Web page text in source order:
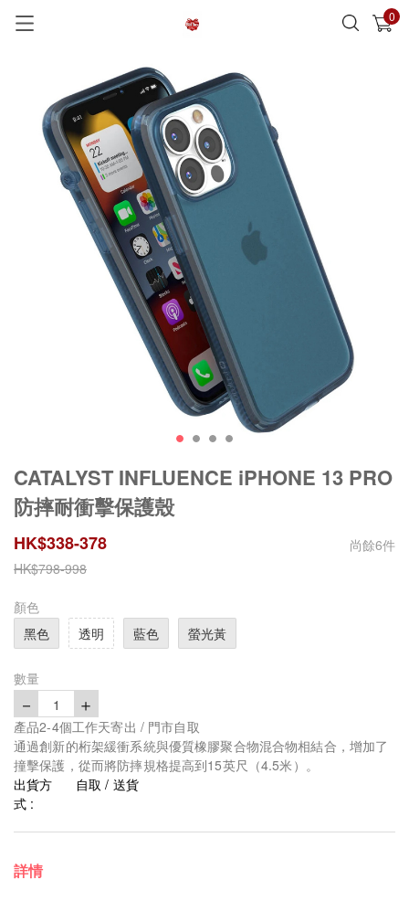
0
已加入購物車 查看
CATALYST INFLUENCE iPHONE 13 PRO
防摔耐衝擊保護殼
HK$338-378 尚餘6件
HK$798-998
顏色
黑色
透明 藍色 螢光黃
數量
－ 1 ＋
產品2-4個工作天寄出 / 門市自取
通過創新的桁架緩衝系統與優質橡膠聚合物混合物相結合，增加了
撞擊保護，從而將防摔規格提高到15英尺（4.5米）。
出貨方
式 :
自取 / 送貨
詳情